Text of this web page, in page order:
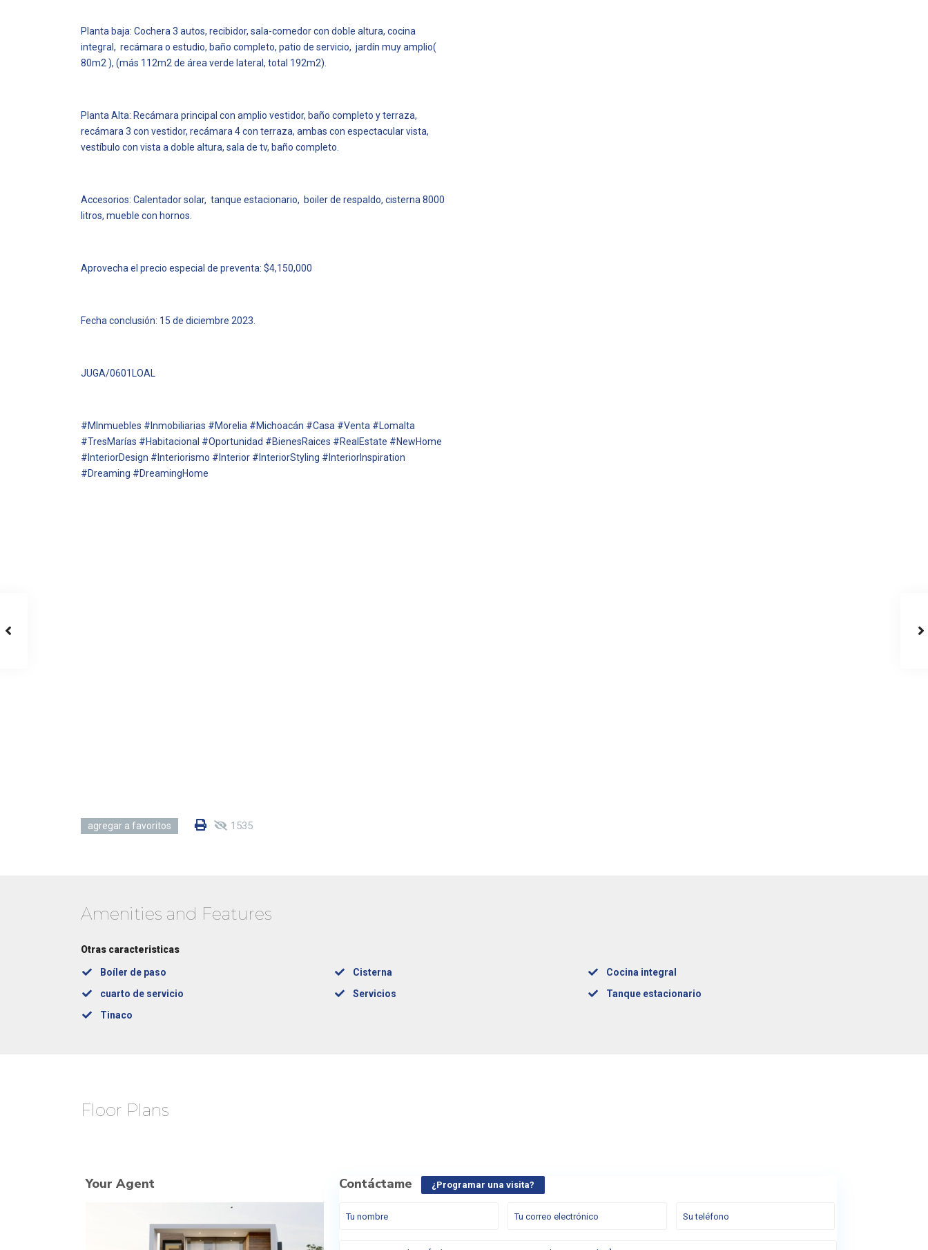
Planta baja: Cochera 3 autos, recibidor, sala-comedor con doble altura, cocina
integral, recámara o estudio, baño completo, patio de servicio, jardín muy amplio(
80m2 ), (más 112m2 de área verde lateral, total 192m2).
Planta Alta: Recámara principal con amplio vestidor, baño completo y terraza,
recámara 3 con vestidor, recámara 4 con terraza, ambas con espectacular vista,
vestíbulo con vista a doble altura, sala de tv, baño completo.
Accesorios: Calentador solar, tanque estacionario, boiler de respaldo, cisterna 8000
litros, mueble con hornos.
Aprovecha el precio especial de preventa: $4,150,000
Fecha conclusión: 15 de diciembre 2023.
JUGA/0601LOAL
#MInmuebles #Inmobiliarias #Morelia #Michoacán #Casa #Venta #Lomalta
#TresMarías #Habitacional #Oportunidad #BienesRaices #RealEstate #NewHome
#InteriorDesign #Interiorismo #Interior #InteriorStyling #InteriorInspiration
#Dreaming #DreamingHome
agregar a favoritos 1535
Amenities and Features
Otras caracteristicas
Boíler de paso Cisterna
Cocina integral
cuarto de servicio
Servicios
Tanque estacionario
Tinaco
Floor Plans
Your Agent Contáctame ¿Programar una visita?